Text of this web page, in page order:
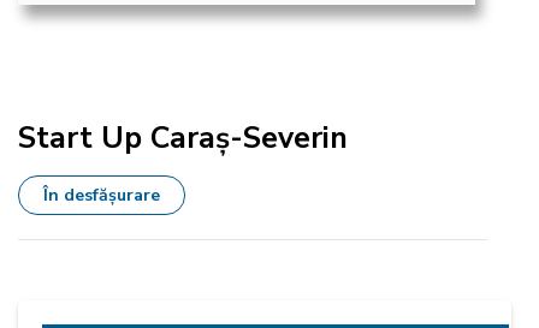
Start Up Caraș-Severin
În desfășurare